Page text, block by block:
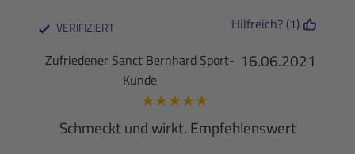
VERIFIZIERT Hilfreich? (1)
16.06.2021
Zufriedener Sanct Bernhard Sport-
Kunde
★★★★★
Schmeckt und wirkt. Empfehlenswert